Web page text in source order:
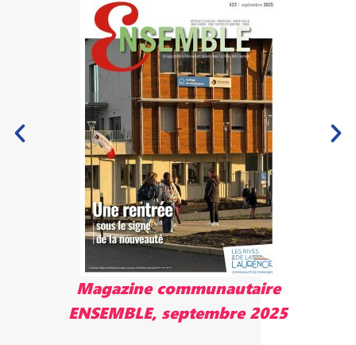
Magazine communautaire
ENSEMBLE, mai 2025